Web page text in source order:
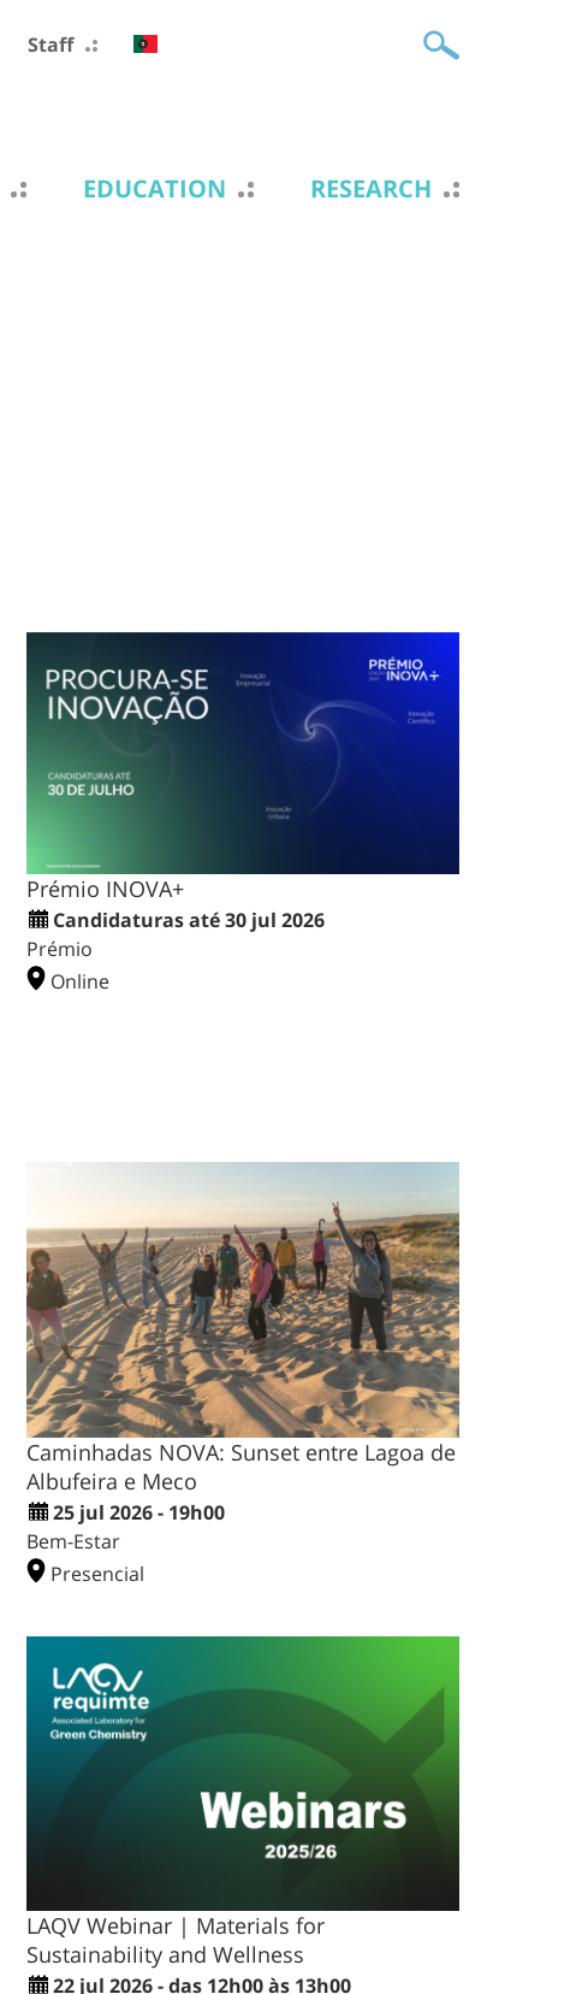
Staff
EDUCATION RESEARCH
Prémio INOVA+
Candidaturas até 30 jul 2026
Prémio
Online
Caminhadas NOVA: Sunset entre Lagoa de
Albufeira e Meco
25 jul 2026 - 19h00
Bem-Estar
Presencial
LAQV Webinar | Materials for
Sustainability and Wellness
22 jul 2026 - das 12h00 às 13h00